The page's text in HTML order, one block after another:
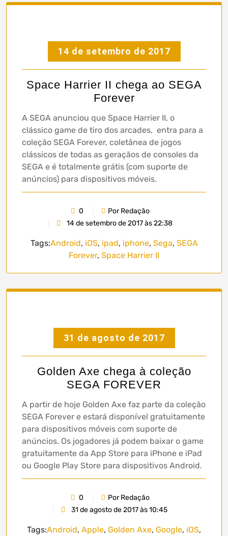
14 de setembro de 2017
Space Harrier II chega ao SEGA
Forever
A SEGA anunciou que Space Harrier II, o
clássico game de tiro dos arcades, entra para a
coleção SEGA Forever, coletânea de jogos
clássicos de todas as geraçãos de consoles da
SEGA e é totalmente grátis (com suporte de
anúncios) para dispositivos móveis.
0
Por Redação
14 de setembro de 2017 às 22:38
Tags:Android, iOS, ipad, iphone, Sega, SEGA
Forever, Space Harrier II
31 de agosto de 2017
Golden Axe chega à coleção
SEGA FOREVER
A partir de hoje Golden Axe faz parte da coleção
SEGA Forever e estará disponível gratuitamente
para dispositivos móveis com suporte de
anúncios. Os jogadores já podem baixar o game
gratuitamente da App Store para iPhone e iPad
ou Google Play Store para dispositivos Android.
0
Por Redação
31 de agosto de 2017 às 10:45
Tags:Android, Apple, Golden Axe, Google, iOS,